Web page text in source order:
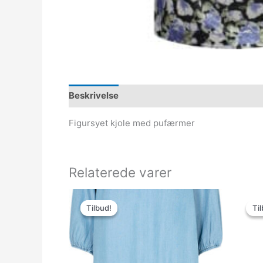
Beskrivelse
Figursyet kjole med pufærmer
Relaterede varer
Tilbud!
Tilbud!
oprindelige
pris